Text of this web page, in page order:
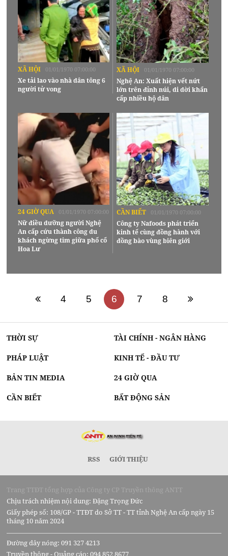
XÃ HỘI 01/01/1970 07:00:00
Xe tải lao vào nhà dân tông 6
người tử vong
XÃ HỘI 01/01/1970 07:00:00
Nghệ An: Xuất hiện vết nứt
lớn trên đỉnh núi, di dời khẩn
cấp nhiều hộ dân
24 GIỜ QUA 01/01/1970 07:00:00
Nữ điều dưỡng người Nghệ
An cấp cứu thành công du
khách ngừng tim giữa phố cổ
Hoa Lư
CẦN BIẾT 01/01/1970 07:00:00
Công ty Nafoods phát triển
kinh tế cùng đồng hành với
đồng bào vùng biên giới
4 5 6 7 8
THỜI SỰ TÀI CHÍNH - NGÂN HÀNG
PHÁP LUẬT KINH TẾ - ĐẦU TƯ
BẢN TIN MEDIA 24 GIỜ QUA
CẦN BIẾT BẤT ĐỘNG SẢN
RSS GIỚI THIỆU
Trang TTĐT tổng hợp của Công ty CP Truyền thông ANTT
Chịu trách nhiệm nội dung: Đặng Trọng Đức
Giấy phép số: 108/GP - TTĐT do Sở TT - TT tỉnh Nghệ An cấp ngày 15
tháng 10 năm 2024
Đường dây nóng: 091 327 4213
Truyền thông - Quảng cáo: 094 852 8677